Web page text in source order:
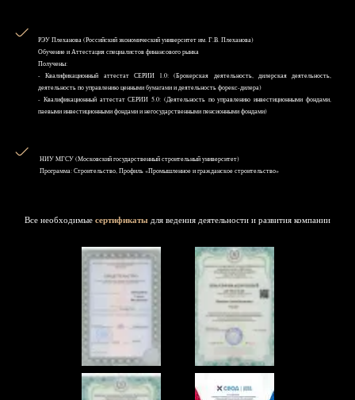
РЭУ Плеханова (Российский экономический университет им. Г.В. Плеханова)
Обучение и Аттестация специалистов финансового рынка
Получены:
- Квалификационный аттестат СЕРИИ 1.0: (Брокерская деятельность, дилерская деятельность,
деятельность по управлению ценными бумагами и деятельность форекс-дилера)
- Квалификационный аттестат СЕРИИ 5.0: (Деятельность по управлению инвестиционными фондами,
паевыми инвестиционными фондами и негосударственными пенсионными фондами)
НИУ MГСУ (Московский государственный строительный университет)
Программа: Строительство, Профиль «Промышленное и гражданское строительство»
Все необходимые сертификаты для ведения деятельности и развития компании